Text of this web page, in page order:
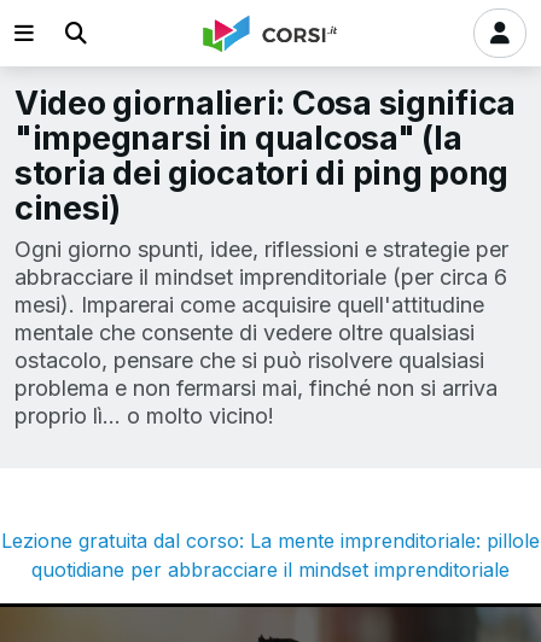
Video giornalieri: Cosa significa
"impegnarsi in qualcosa" (la
storia dei giocatori di ping pong
cinesi)
Ogni giorno spunti, idee, riflessioni e strategie per
abbracciare il mindset imprenditoriale (per circa 6
mesi). Imparerai come acquisire quell'attitudine
mentale che consente di vedere oltre qualsiasi
ostacolo, pensare che si può risolvere qualsiasi
problema e non fermarsi mai, finché non si arriva
proprio lì… o molto vicino!
Lezione gratuita dal corso: La mente imprenditoriale: pillole
quotidiane per abbracciare il mindset imprenditoriale